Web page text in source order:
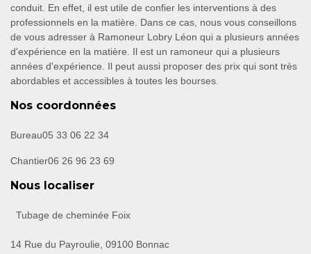
conduit. En effet, il est utile de confier les interventions à des
professionnels en la matière. Dans ce cas, nous vous conseillons
de vous adresser à Ramoneur Lobry Léon qui a plusieurs années
d'expérience en la matière. Il est un ramoneur qui a plusieurs
années d'expérience. Il peut aussi proposer des prix qui sont très
abordables et accessibles à toutes les bourses.
Nos coordonnées
Bureau05 33 06 22 34
Chantier06 26 96 23 69
Nous localiser
Tubage de cheminée Foix
14 Rue du Payroulie, 09100 Bonnac